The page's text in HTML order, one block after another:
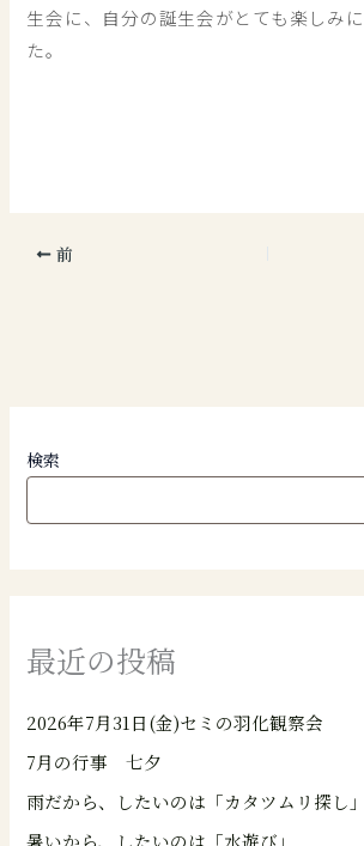
生会に、自分の誕生会がとても楽しみ
た。
前
検索
最近の投稿
2026年7月31日(金)セミの羽化観察会
7月の行事 七夕
雨だから、したいのは「カタツムリ探し」